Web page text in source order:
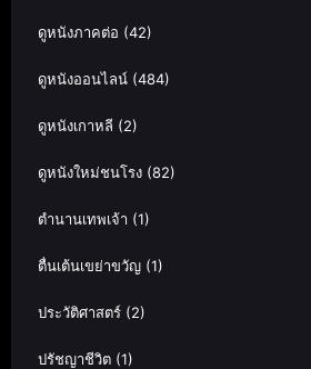
ดูหนังภาคต่อ (42)
ดูหนังออนไลน์ (484)
ดูหนังเกาหลี (2)
ดูหนังใหม่ชนโรง (82)
ตำนานเทพเจ้า (1)
ตื่นเต้นเขย่าขวัญ (1)
ประวัติศาสตร์ (2)
ปรัชญาชีวิต (1)